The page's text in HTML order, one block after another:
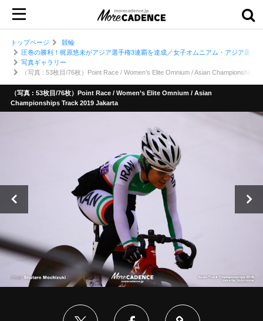
トップページ
競輪
圧巻の勝利！梶原悠未がアジア選手権3連覇を達成／女子オムニアム・アジア選手
写真ギャラリー
（写真 : 53枚目/76枚）Point Race / Women’s Elite Omnium / Asian Championships
（写真 : 53枚目/76枚）Point Race / Women’s Elite Omnium / Asian
Championships Track 2019 Jakarta